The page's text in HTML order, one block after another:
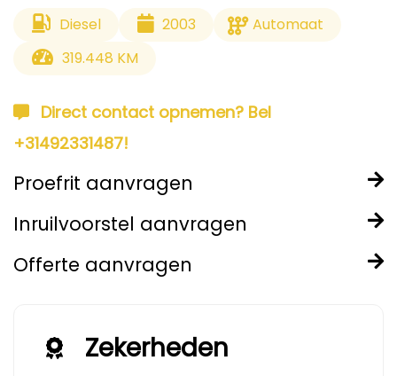
Diesel 2003
Automaat
319.448 KM
Direct contact opnemen? Bel
+31492331487!
Proefrit aanvragen
Inruilvoorstel aanvragen
Offerte aanvragen
Zekerheden